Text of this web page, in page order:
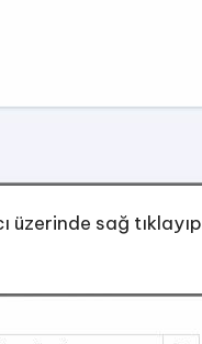
üzerinde sağ tıklayıp